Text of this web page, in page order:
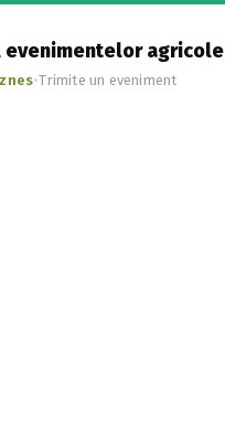
evenimentelor agricole
•Trimite un eveniment